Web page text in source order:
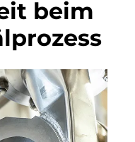
beim